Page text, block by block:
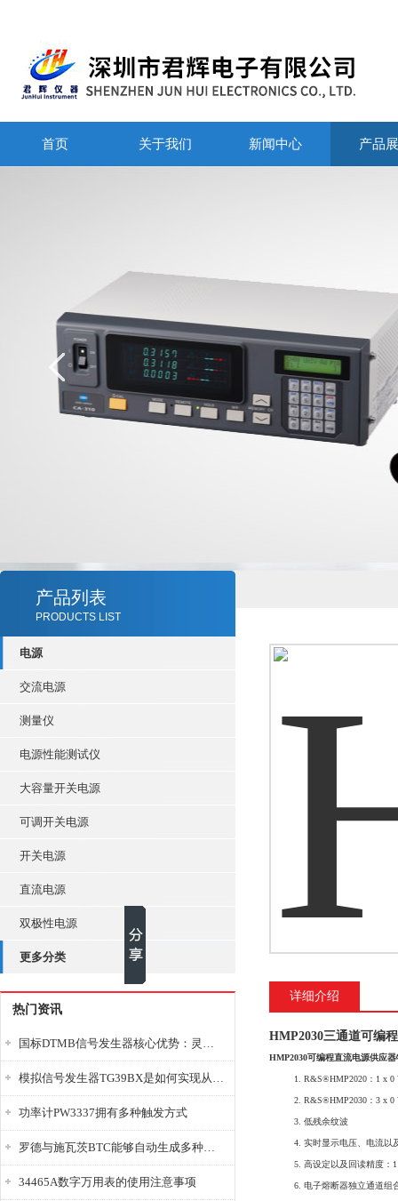
首页 关于我们 新闻中心 产品
产品列表
PRODUCTS LIST
电源
交流电源
测量仪
电源性能测试仪
大容量开关电源
可调开关电源
开关电源
直流电源
双极性电源
更多分类
热门资讯
国标DTMB信号发生器核心优势：灵活性与准确性的结合
模拟信号发生器TG39BX是如何实现从直流到交流的波形转换?
功率计PW3337拥有多种触发方式
罗德与施瓦茨BTC能够自动生成多种音视频信号
34465A数字万用表的使用注意事项
详细介绍
HMP2030三通道可编
HMP2030可编程直流电源供应
1. R&S®HMP2020：1 x 0
2. R&S®HMP2030：3 x 0
3. 低残余纹波
4. 实时显示电压、电流以
5. 高设定以及回读精度：
6. 电子熔断器独立通道组